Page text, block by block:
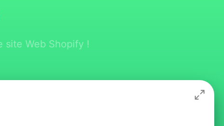
site Web Shopify !